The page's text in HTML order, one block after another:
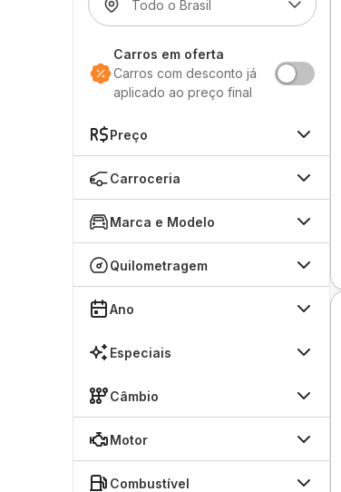
Carros em oferta
Carros com desconto já
aplicado ao preço final
Preço
Carroceria
Marca e Modelo
Quilometragem
Ano
Especiais
Câmbio
Motor
Combustível